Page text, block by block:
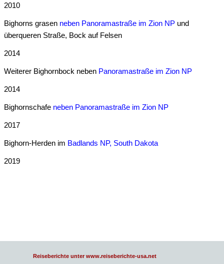
2010
Bighorns grasen neben Panoramastraße im Zion NP und
überqueren Straße, Bock auf Felsen
2014
Weiterer Bighornbock neben Panoramastraße im Zion NP
2014
Bighornschafe neben Panoramastraße im Zion NP
2017
Bighorn-Herden im Badlands NP, South Dakota
2019
Reiseberichte unter www.reiseberichte-usa.net